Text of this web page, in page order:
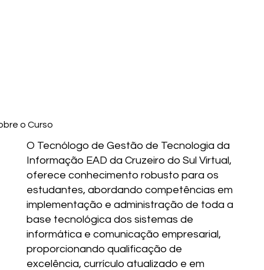
o Curso
O Tecnólogo de Gestão de Tecnologia da
Informação EAD da Cruzeiro do Sul Virtual,
oferece conhecimento robusto para os
estudantes, abordando competências em
implementação e administração de toda a
base tecnológica dos sistemas de
informática e comunicação empresarial,
proporcionando qualificação de
excelência, currículo atualizado e em